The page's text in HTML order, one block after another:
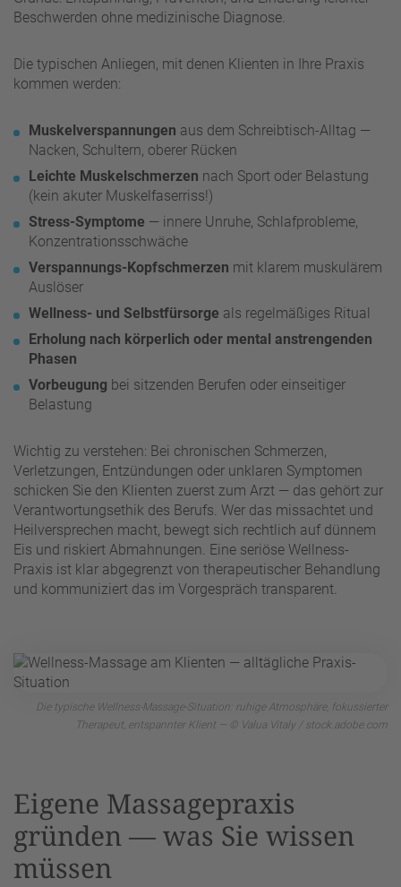
Beschwerden ohne medizinische Diagnose.
Die typischen Anliegen, mit denen Klienten in Ihre Praxis
kommen werden:
Muskelverspannungen aus dem Schreibtisch-Alltag —
Nacken, Schultern, oberer Rücken
Leichte Muskelschmerzen nach Sport oder Belastung
(kein akuter Muskelfaserriss!)
Stress-Symptome — innere Unruhe, Schlafprobleme,
Konzentrationsschwäche
Verspannungs-Kopfschmerzen mit klarem muskulärem
Auslöser
Wellness- und Selbstfürsorge als regelmäßiges Ritual
Erholung nach körperlich oder mental anstrengenden
Phasen
Vorbeugung bei sitzenden Berufen oder einseitiger
Belastung
Wichtig zu verstehen: Bei chronischen Schmerzen,
Verletzungen, Entzündungen oder unklaren Symptomen
schicken Sie den Klienten zuerst zum Arzt — das gehört zur
Verantwortungsethik des Berufs. Wer das missachtet und
Heilversprechen macht, bewegt sich rechtlich auf dünnem
Eis und riskiert Abmahnungen. Eine seriöse Wellness-
Praxis ist klar abgegrenzt von therapeutischer Behandlung
und kommuniziert das im Vorgespräch transparent.
Die typische Wellness-Massage-Situation: ruhige Atmosphäre, fokussierter
Therapeut, entspannter Klient — © Valua Vitaly / stock.adobe.com
Eigene Massagepraxis
gründen — was Sie wissen
müssen